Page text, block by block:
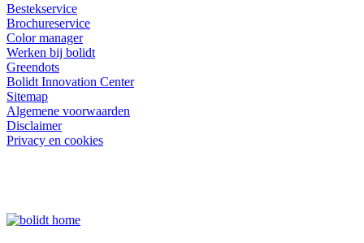
Bestekservice
Brochureservice
Color manager
Werken bij bolidt
Greendots
Bolidt Innovation Center
Sitemap
Algemene voorwaarden
Disclaimer
Privacy en cookies